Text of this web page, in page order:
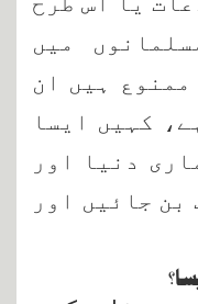
میں
ہیں ان
کہیں ایسا
دنیا اور
بن جائیں اور